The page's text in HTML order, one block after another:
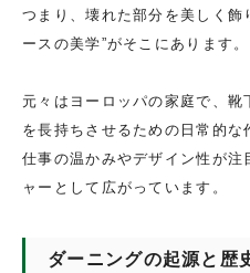
つまり、壊れた部分を美しく飾
ースの美学”がそこにあります。
元々はヨーロッパの家庭で、
を長持ちさせるための日常的
仕事の温かみやデザイン性が注
ャーとして広がっています。
ダーニングの起源と歴